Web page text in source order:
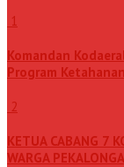
1
Komandan
Program
2
KETUA CABANG 7
WARGA